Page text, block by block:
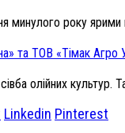
минулого року ярими
та ТОВ «Тімак Агро
олійних
Linkedin Pinterest